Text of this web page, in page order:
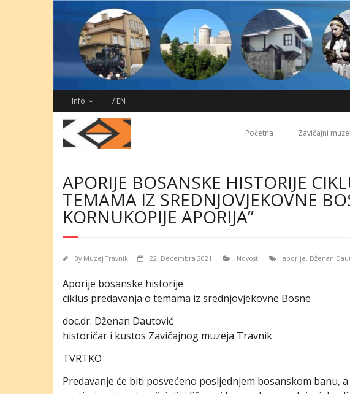
Info / EN
Početna Zavičajni
APORIJE BOSANSKE HISTORIJE
TEMAMA IZ SREDNJOVJEKOVNE
KORNUKOPIJE APORIJA”
By Muzej Travnik 22. Decembra 2021. Novosti aporije, Dženan
Aporije bosanske historije
ciklus predavanja o temama iz srednjovjekovne Bosne
doc.dr. Dženan Dautović
historičar i kustos Zavičajnog muzeja Travnik
TVRTKO
Predavanje će biti posvećeno posljednjem bosanskom banu,